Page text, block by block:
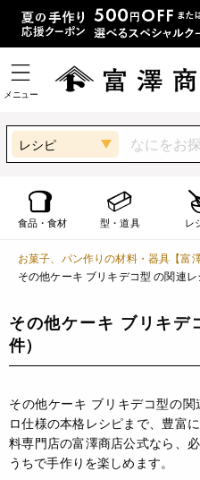
メニュー
レシピ
食品・食材 型・道具 レ
お菓子、パン作りの材料・器具【富
その他ケーキ ブリキデコ型 の関連レ
その他ケーキ ブリキデ
件）
その他ケーキ ブリキデコ型の
ロ仕様の本格レシピまで、豊富
料専門店の富澤商店公式なら、
うちで手作りを楽しめます。